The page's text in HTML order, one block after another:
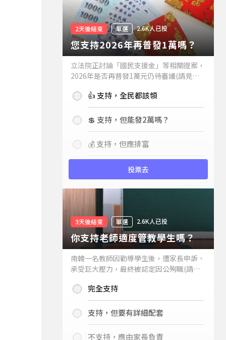
2天後結束 單選 2.6K人已投
您支持2026年再普發1萬嗎？
立法院正討論「國民支援金」等相關提案，
2026年是否再普發1萬元仍待審議(請見下
持嗎？👍 支持，全民都該領
💲 支持，但能發2萬嗎？
💰 支持，但應排富
投票去
3天後結束 單選 2.6K人已投
你支持老師適度管教學生嗎？
南韓一名教師因勸導學生後，遭家長申訴、
承受巨大壓力，最終被認定因公殉職(請見
你支持老師適度管教學生嗎？
完全支持
支持，但要有詳細配套
不支持，應由家長負責